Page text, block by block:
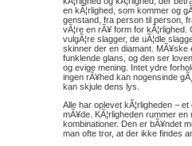
en kÃ¦rlighed, som kommer og
genstand, fra person til person,
vÃ¦re en rÃ¥ form for
vulgÃ¦re slagger, de uÃ¦dle
skinner der en diamant. MÃ¥ske
funklende glans, og den ser
og evige mening. Intet ydre
ingen rÃ¥hed kan nogensinde
kan skjule dens lys.
Alle har oplevet kÃ¦rligheden −
mÃ¥de. KÃ¦rligheden rummer
kombinationer. Den er bÃ¥ndet
man ofte tror, at der ikke findes